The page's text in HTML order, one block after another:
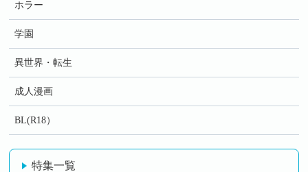
ホラー
学園
異世界・転生
成人漫画
BL(R18）
特集一覧